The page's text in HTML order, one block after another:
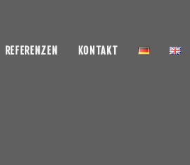
REFERENZEN KONTAKT